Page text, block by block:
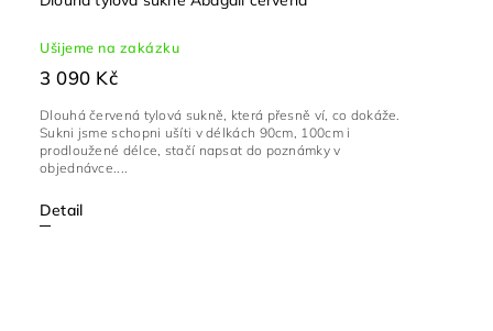
Ušijeme na zakázku
3 090 Kč
Detail
Dlouhá červená tylová sukně, která přesně ví, co dokáže.
Sukni jsme schopni ušíti v délkách 90cm, 100cm i
prodloužené délce, stačí napsat do poznámky v
objednávce....